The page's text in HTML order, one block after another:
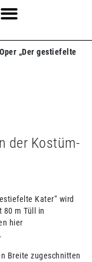
„Der gestiefelte
der Kostüm-
Kater“ wird
80 m Tüll in
hier
Breite zugeschnitten